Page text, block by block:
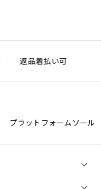
返品着払い可
プラットフォームソール